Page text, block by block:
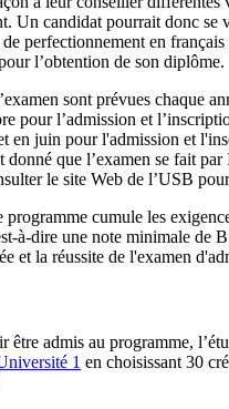
Un candidat pourrait donc se
perfectionnement en
l’obtention de son diplôme.
sont prévues chaque
pour l’admission et
en juin pour l'admission et
donné que l’examen se fait
le site Web de l’USB
programme cumule les
à-dire une note minimale de
et la réussite de l'examen
être admis au programme,
1 en choisissant 30